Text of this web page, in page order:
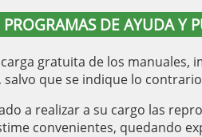
DE AYUDA Y
gratuita de los
que se indique lo
a realizar a su cargo las
convenientes, quedando